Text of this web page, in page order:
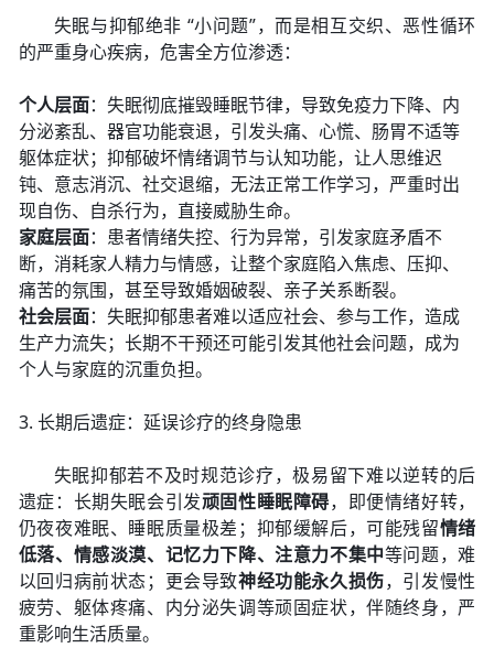
失眠与抑郁绝非 “小问题”，而是相互交织、恶性循环
的严重身心疾病，危害全方位渗透：
个人层面：失眠彻底摧毁睡眠节律，导致免疫力下降、内
分泌紊乱、器官功能衰退，引发头痛、心慌、肠胃不适等
躯体症状；抑郁破坏情绪调节与认知功能，让人思维迟
钝、意志消沉、社交退缩，无法正常工作学习，严重时出
现自伤、自杀行为，直接威胁生命。
家庭层面：患者情绪失控、行为异常，引发家庭矛盾不
断，消耗家人精力与情感，让整个家庭陷入焦虑、压抑、
痛苦的氛围，甚至导致婚姻破裂、亲子关系断裂。
社会层面：失眠抑郁患者难以适应社会、参与工作，造成
生产力流失；长期不干预还可能引发其他社会问题，成为
个人与家庭的沉重负担。
3. 长期后遗症：延误诊疗的终身隐患
失眠抑郁若不及时规范诊疗，极易留下难以逆转的后
遗症：长期失眠会引发顽固性睡眠障碍，即便情绪好转，
仍夜夜难眠、睡眠质量极差；抑郁缓解后，可能残留情绪
低落、情感淡漠、记忆力下降、注意力不集中等问题，难
以回归病前状态；更会导致神经功能永久损伤，引发慢性
疲劳、躯体疼痛、内分泌失调等顽固症状，伴随终身，严
重影响生活质量。